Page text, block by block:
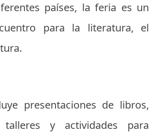
países, la feria es un
para la literatura, el
presentaciones de libros,
talleres y actividades para